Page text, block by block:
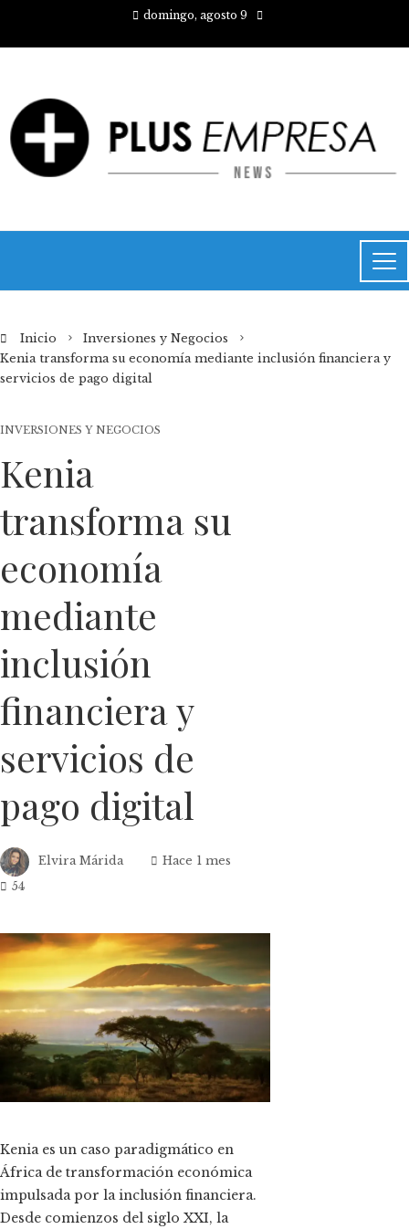
domingo, agosto 9
Inicio
Inversiones y Negocios
Kenia transforma su economía mediante inclusión financiera y
servicios de pago digital
INVERSIONES Y NEGOCIOS
Kenia
transforma su
economía
mediante
inclusión
financiera y
servicios de
pago digital
Elvira Márida
Hace 1 mes
54
Kenia es un caso paradigmático en
África de transformación económica
impulsada por la inclusión financiera.
Desde comienzos del siglo XXI, la